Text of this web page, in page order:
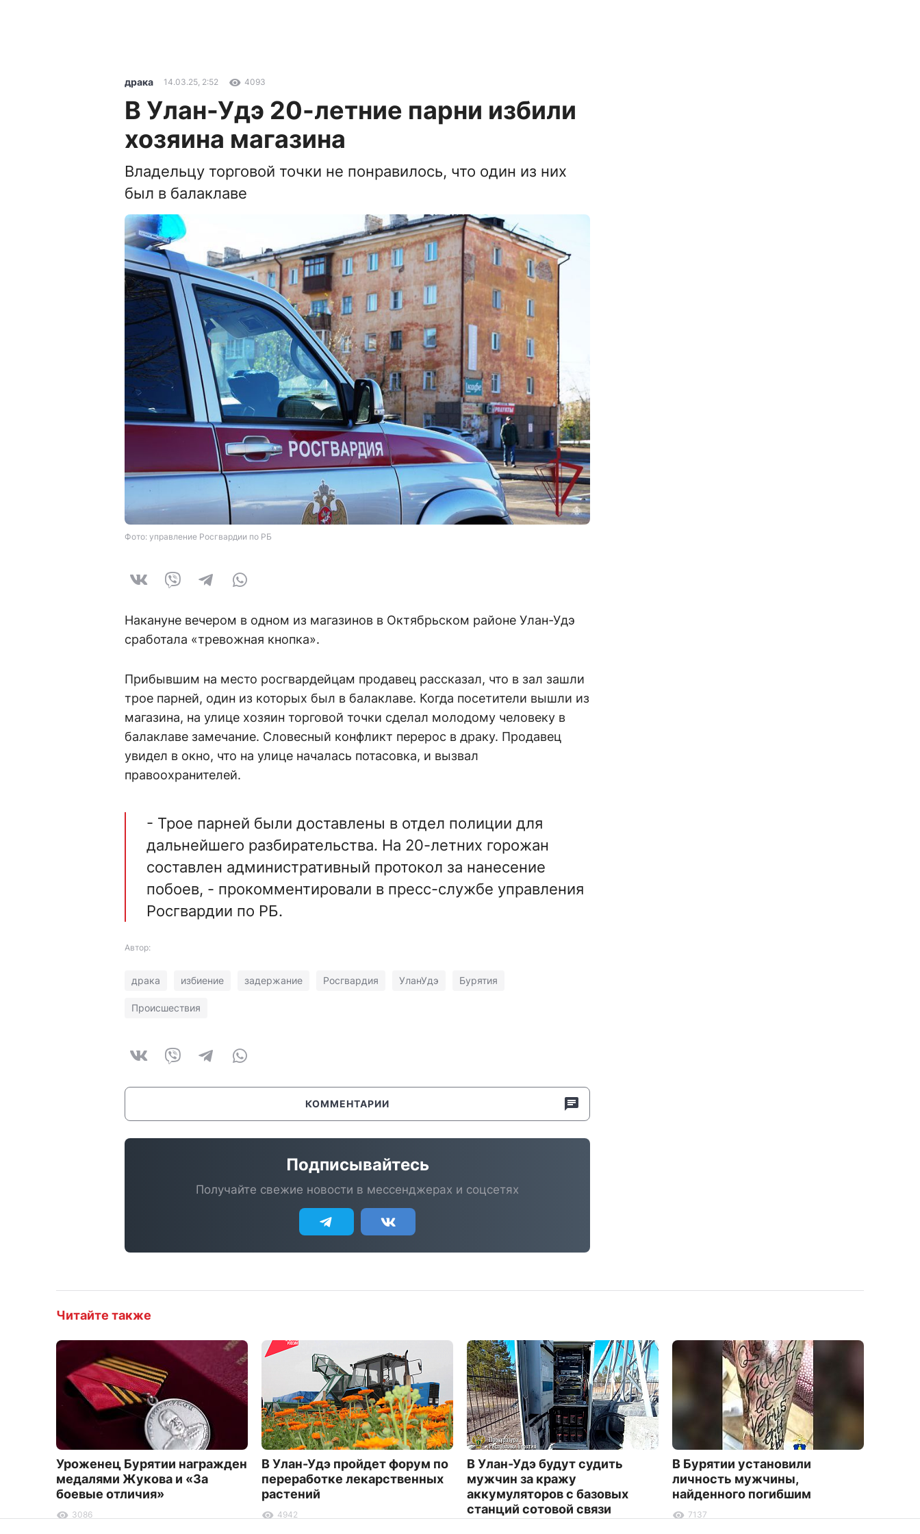
драка 14.03.25, 2:52 4093
В Улан-Удэ 20-летние парни избили
хозяина магазина
Владельцу торговой точки не понравилось, что один из них
был в балаклаве
Фото: управление Росгвардии по РБ
Накануне вечером в одном из магазинов в Октябрьском районе Улан-Удэ
сработала «тревожная кнопка».
Прибывшим на место росгвардейцам продавец рассказал, что в зал зашли
трое парней, один из которых был в балаклаве. Когда посетители вышли из
магазина, на улице хозяин торговой точки сделал молодому человеку в
балаклаве замечание. Словесный конфликт перерос в драку. Продавец
увидел в окно, что на улице началась потасовка, и вызвал
правоохранителей.
- Трое парней были доставлены в отдел полиции для
дальнейшего разбирательства. На 20-летних горожан
составлен административный протокол за нанесение
побоев, - прокомментировали в пресс-службе управления
Росгвардии по РБ.
Автор:
драка избиение задержание Росгвардия УланУдэ Бурятия
Происшествия
КОММЕНТАРИИ
Подписывайтесь
Получайте свежие новости в мессенджерах и соцсетях
Читайте также
Уроженец Бурятии награжден
медалями Жукова и «За
боевые отличия»
3086
В Улан-Удэ пройдет форум по
переработке лекарственных
растений
4942
В Улан-Удэ будут судить
мужчин за кражу
аккумуляторов с базовых
станций сотовой связи
В Бурятии установили
личность мужчины,
найденного погибшим
7137